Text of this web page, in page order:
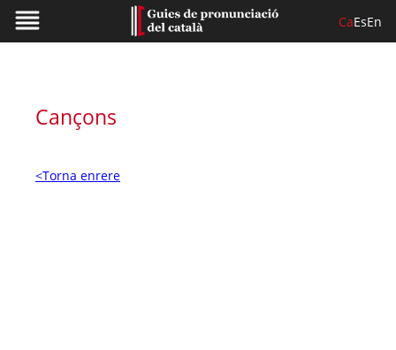
CaEsEn
Cançons
<Torna enrere